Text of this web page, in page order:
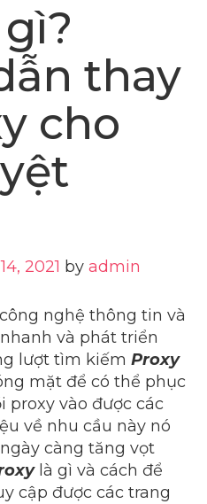
thay
cho
2021 by admin
nghệ thông tin và
và phát triển
lượt tìm kiếm Proxy
mặt để có thể phục
proxy vào được các
về nhu cầu này nó
càng tăng vọt
là gì và cách để
cập được các trang